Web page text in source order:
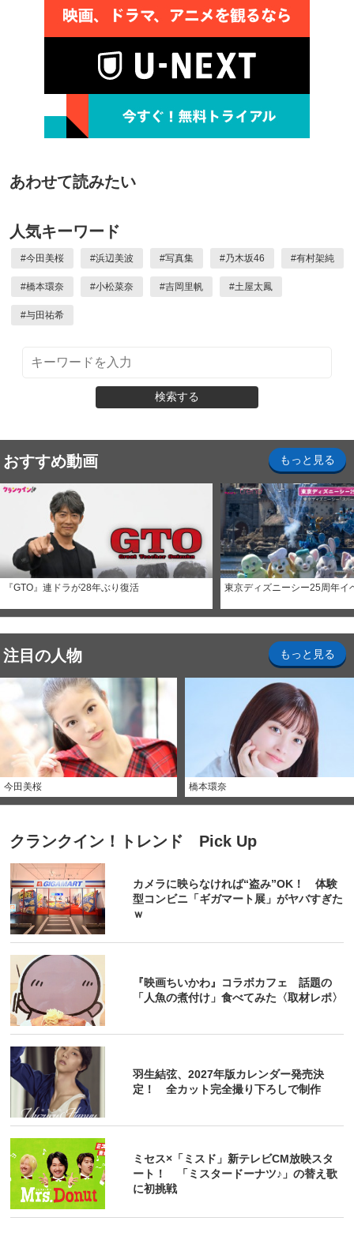
あわせて読みたい
人気キーワード
#今田美桜 #浜辺美波 #写真集 #乃木坂46 #有村架純
#橋本環奈 #小松菜奈 #吉岡里帆 #土屋太鳳
#与田祐希
検索する
おすすめ動画 もっと見る
『GTO』連ドラが28年ぶり復活 東京ディズニーシー25周年イ
注目の人物 もっと見る
今田美桜 橋本環奈
クランクイン！トレンド Pick Up
カメラに映らなければ“盗み”OK！ 体験
型コンビニ「ギガマート展」がヤバすぎた
ｗ
『映画ちいかわ』コラボカフェ 話題の
「人魚の煮付け」食べてみた〈取材レポ〉
羽生結弦、2027年版カレンダー発売決
定！ 全カット完全撮り下ろしで制作
ミセス×「ミスド」新テレビCM放映スタ
ート！ 「ミスタードーナツ♪」の替え歌
に初挑戦